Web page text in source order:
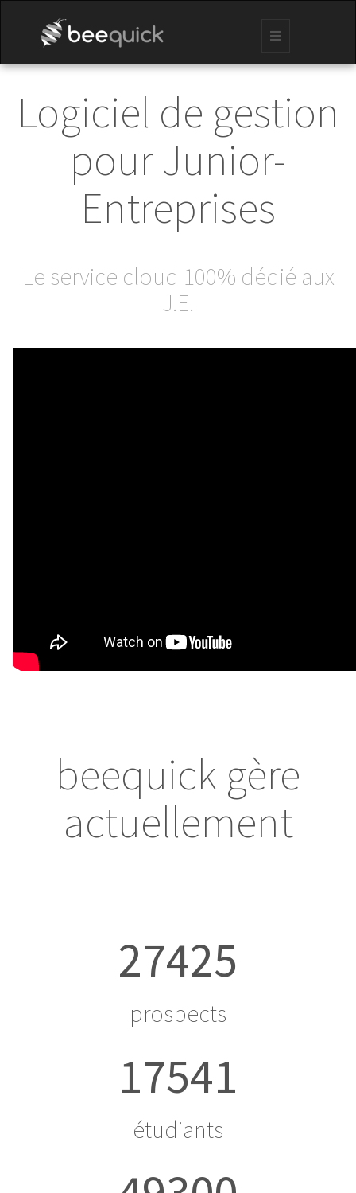
Logiciel de gestion
pour Junior-
Entreprises
Le service cloud 100% dédié aux
J.E.
beequick gère
actuellement
27425
prospects
17541
étudiants